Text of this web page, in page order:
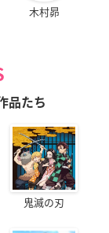
木村昴
品たち
鬼滅の刃